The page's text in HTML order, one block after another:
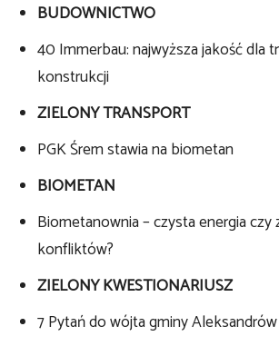
BUDOWNICTWO
40 Immerbau: najwyższa jakość dla
konstrukcji
ZIELONY TRANSPORT
PGK Śrem stawia na biometan
BIOMETAN
Biometanownia – czysta energia czy
konfliktów?
ZIELONY KWESTIONARIUSZ
7 Pytań do wójta gminy Aleksandrów